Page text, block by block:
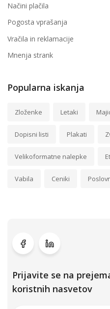
Načini plačila
Pogosta vprašanja
Vračila in reklamacije
Mnenja strank
Popularna iskanja
Zloženke Letaki
Dopisni listi Plakati
Velikoformatne nalepke
Vabila Ceniki
Prijavite se na
koristnih nasvetov